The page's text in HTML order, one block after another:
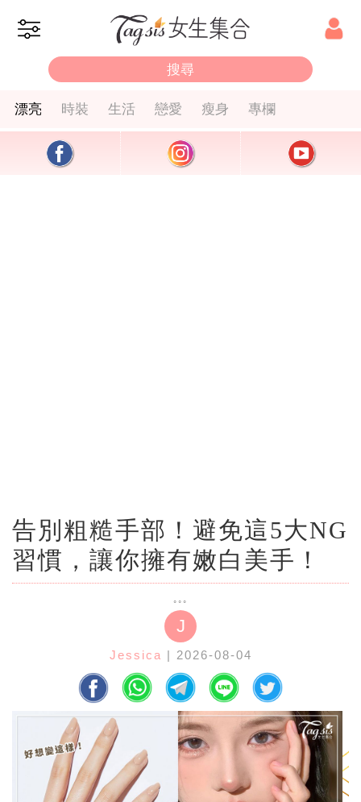
漂亮 時裝 生活 戀愛 瘦身 專欄
告別粗糙手部！避免這5大NG
習慣，讓你擁有嫩白美手！
J
Jessica | 2026-08-04